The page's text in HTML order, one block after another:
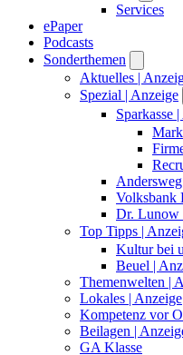
Services
ePaper
Podcasts
Sonderthemen
Aktuelles |
Spezial | Anzeige
Sparkasse
Volksbank
Dr. Lunow
Top Tipps |
Kultur bei
Beuel |
Themenwelten |
Lokales | Anzeige
Kompetenz vor
Beilagen |
GA Klasse